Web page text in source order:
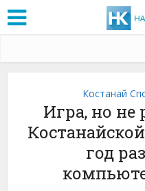
Костанай
Игра, но не
год